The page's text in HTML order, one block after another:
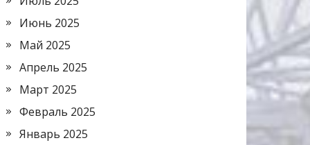
Июнь 2025
Май 2025
Апрель 2025
Март 2025
Февраль 2025
Январь 2025